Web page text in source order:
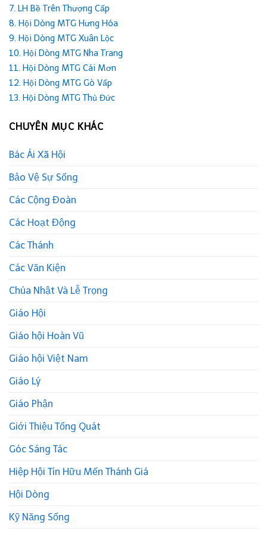
7. LH Bề Trên Thượng Cấp
8. Hội Dòng MTG Hưng Hóa
9. Hội Dòng MTG Xuân Lộc
10. Hội Dòng MTG Nha Trang
11. Hội Dòng MTG Cái Mơn
12. Hội Dòng MTG Gò Vấp
13. Hội Dòng MTG Thủ Đức
CHUYÊN MỤC KHÁC
Bác Ái Xã Hội
Bảo Vệ Sự Sống
Các Cộng Đoàn
Các Hoạt Động
Các Thánh
Các Văn Kiện
Chúa Nhật Và Lễ Trọng
Giáo Hội
Giáo hội Hoàn Vũ
Giáo hội Việt Nam
Giáo Lý
Giáo Phận
Giới Thiệu Tổng Quát
Góc Sáng Tác
Hiệp Hội Tín Hữu Mến Thánh Giá
Hội Dòng
Kỹ Năng Sống